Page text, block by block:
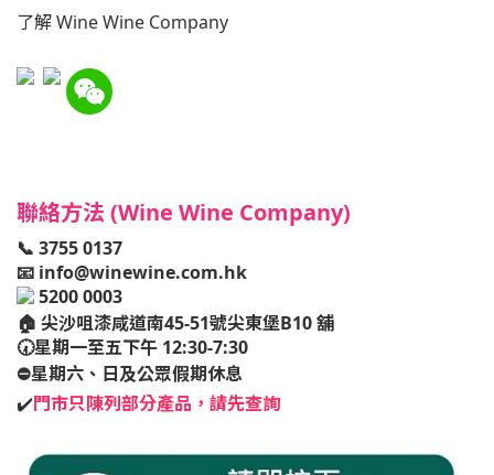
了解 Wine Wine Company
聯絡方法 (Wine Wine Company)
📞 3755 0137
📧 info@winewine.com.hk
5200 0003
🏠 尖沙咀漆咸道南45-51號尖東堡B10 舖
🕢星期一至五下午 12:30-7:30
⛔️星期六、日及公眾假期休息
✔️門市只陳列部分產品，請先查詢